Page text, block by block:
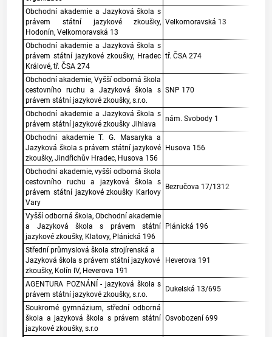
Obchodní akademie a Jazyková škola s
právem státní jazykové zkoušky,
Hodonín, Velkomoravská 13
Velkomoravská 13
Obchodní akademie a Jazyková škola s
právem státní jazykové zkoušky, Hradec
Králové, tř. ČSA 274
tř. ČSA 274
Obchodní akademie, Vyšší odborná škola
cestovního ruchu a Jazyková škola s
právem státní jazykové zkoušky, s.r.o.
SNP 170
Obchodní akademie a Jazyková škola s
právem státní jazykové zkoušky Jihlava
nám. Svobody 1
Obchodní akademie T. G. Masaryka a
Jazyková škola s právem státní jazykové
zkoušky, Jindřichův Hradec, Husova 156
Husova 156
Obchodní akademie, vyšší odborná škola
cestovního ruchu a jazyková škola s
právem státní jazykové zkoušky Karlovy
Vary
Bezručova 17/1312
Vyšší odborná škola, Obchodní akademie
a Jazyková škola s právem státní
jazykové zkoušky, Klatovy, Plánická 196
Plánická 196
Střední průmyslová škola strojírenská a
Jazyková škola s právem státní jazykové
zkoušky, Kolín IV, Heverova 191
Heverova 191
AGENTURA POZNÁNÍ - jazyková škola s
právem státní jazykové zkoušky, s.r.o.
Dukelská 13/695
Soukromé gymnázium, střední odborná
škola a jazyková škola s právem státní
jazykové zkoušky, s.r.o
Osvobození 699